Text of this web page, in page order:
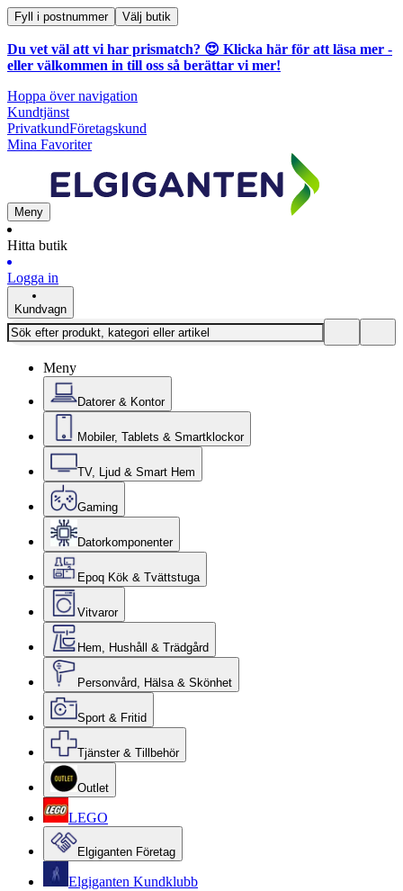
Fyll i postnummer Välj butik
Du vet väl att vi har prismatch? 😍 Klicka här för att läsa mer -
eller välkommen in till oss så berättar vi mer!
Hoppa över navigation
Kundtjänst
PrivatkundFöretagskund
Mina Favoriter
Meny
Hitta butik
Logga in
Kundvagn
Meny
Datorer & Kontor
Mobiler, Tablets & Smartklockor
TV, Ljud & Smart Hem
Gaming
Datorkomponenter
Epoq Kök & Tvättstuga
Vitvaror
Hem, Hushåll & Trädgård
Personvård, Hälsa & Skönhet
Sport & Fritid
Tjänster & Tillbehör
Outlet
LEGO
Elgiganten Företag
Elgiganten Kundklubb